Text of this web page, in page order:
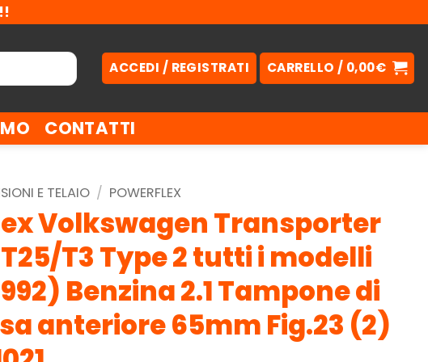
ACCEDI / REGISTRATI CARRELLO / 0,00€
CONTATTI
E TELAIO / POWERFLEX
Volkswagen Transporter
T3 Type 2 tutti i modelli
Benzina 2.1 Tampone di
anteriore 65mm Fig.23 (2)